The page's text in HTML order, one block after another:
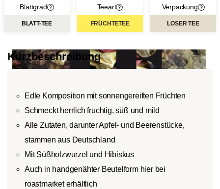
Blattgrad
Besteht aus unbeschädigten Teeblättern
und/oder Blattteilen.
Fannings-Tee:Fannings sind feine Teeblatt
Partikel, die beim Sieben anfallen.
Dust-Tee:Dust bezeichnet die feinsten
BLATT-TEE
Teeart
zwischen den Teearten
wird durch den
Teeblätter bestimmt.
FRÜCHTETEE
Verpackung
LOSER TEE
Kurzbeschreibung
Edle Komposition mit sonnengereiften Früchten
Schmeckt herrlich fruchtig, süß und mild
Alle Zutaten, darunter Apfel- und Beerenstücke,
stammen aus Deutschland
Mit Süßholzwurzel und Hibiskus
Auch in handgenähter Beutelform hier bei
roastmarket erhältlich